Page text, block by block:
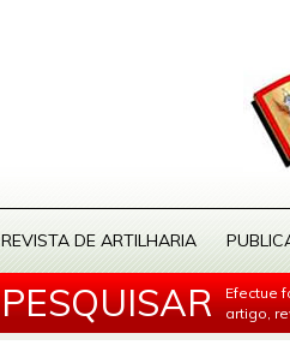
REVISTA DE ARTILHARIA
PESQUISAR
Efectue
artigo,